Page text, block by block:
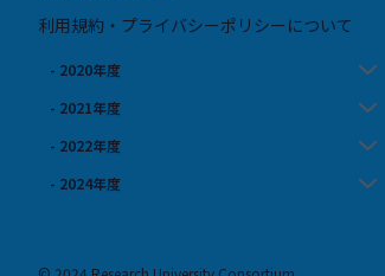
利用規約・プライバシーポリシーについて
- 2020年度
- 2021年度
- 2022年度
- 2024年度